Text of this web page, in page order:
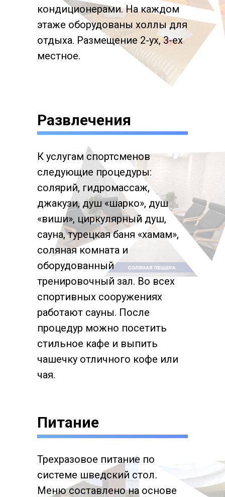
кондиционерами. На каждом
этаже оборудованы холлы для
отдыха. Размещение 2-ух, 3-ех
местное.
Развлечения
К услугам спортсменов
следующие процедуры:
солярий, гидромассаж,
джакузи, душ «шарко», душ
«виши», циркулярный душ,
сауна, турецкая баня «хамам»,
соляная комната и
оборудованный
тренировочный зал. Во всех
спортивных сооружениях
работают сауны. После
процедур можно посетить
стильное кафе и выпить
чашечку отличного кофе или
чая.
Питание
Трехразовое питание по
системе шведский стол.
Меню составлено на основе